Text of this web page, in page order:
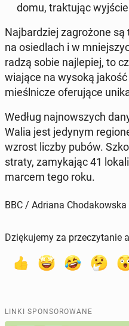
domu, trak­tu­jąc
Naj­bar­dziej za­gro­żo­ne
na osie­dlach i w
radzą sobie naj­le­piej, to
wia­ją­ce na wysoką
mieśl­ni­cze ofe­ru­ją­ce
Według naj­now­szych
Walia jest jedynym
wzrost liczby pubów.
straty, za­my­ka­jąc 41
marcem tego roku.
BBC / Adriana Chodakowska
Dziękujemy za przeczytanie
LINKI SPONSOROWANE